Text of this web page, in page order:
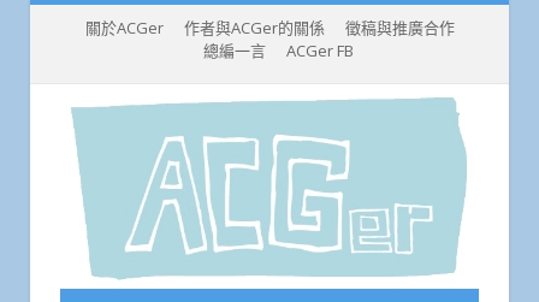
關於ACGer 作者與ACGer的關係
徵稿與推廣合作
總編一言
ACGer FB